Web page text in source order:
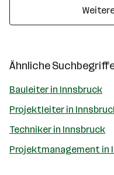
Ähnliche
Bauleiter in Innsbruck
Projektleiter in
Techniker in Innsbruck
Projektmanagement in